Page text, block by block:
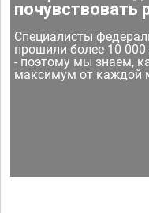
почувствовать
Специалисты
прошили более 10
- поэтому мы знаем,
максимум от каждой